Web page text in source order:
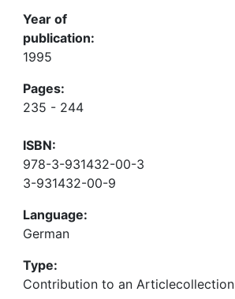
Year of
publication:
1995
Pages:
235 - 244
ISBN:
978-3-931432-00-3
3-931432-00-9
Language:
German
Type:
Contribution to an Articlecollection